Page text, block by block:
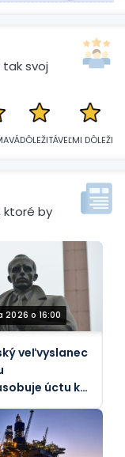
svoj
DÔLEŽITÁVEĽMI DÔLEŽITÁ
ktoré by
2026 o 16:00
veľvyslanec
úctu k